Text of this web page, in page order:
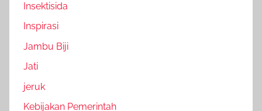
Insektisida
Inspirasi
Jambu Biji
Jati
jeruk
Kebijakan Pemerintah